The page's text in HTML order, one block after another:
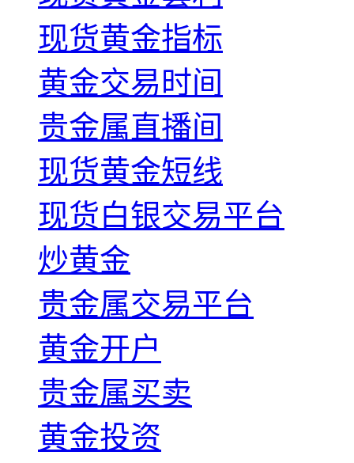
现货黄金指标
黄金交易时间
贵金属直播间
现货黄金短线
现货白银交易平台
炒黄金
贵金属交易平台
黄金开户
贵金属买卖
黄金投资